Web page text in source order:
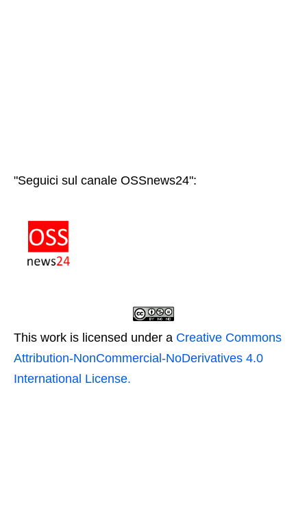
"Seguici sul canale OSSnews24":
This work is licensed under a Creative Commons
Attribution-NonCommercial-NoDerivatives 4.0
International License.